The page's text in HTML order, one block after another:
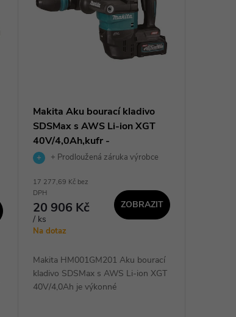
Makita Aku bourací kladivo
SDSMax s AWS Li-ion XGT
40V/4,0Ah,kufr -
HM001GM201
+ Prodloužená záruka výrobce
17 277,69 Kč bez
DPH
20 906 Kč
/ ks
Na dotaz
ZOBRAZIT
Makita HM001GM201 Aku bourací
kladivo SDSMax s AWS Li-ion XGT
40V/4,0Ah je výkonné